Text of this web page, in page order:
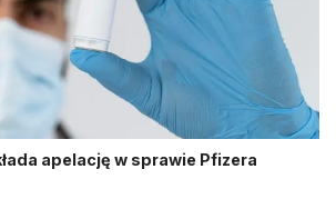
apelację w sprawie Pfizera